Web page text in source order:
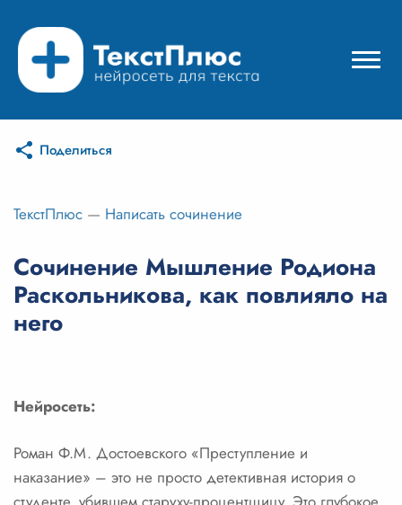
Режимы нейросети
Цены
Вход
Вход с Telegram
Поделиться
ТекстПлюс — Написать сочинение
Сочинение Мышление Родиона
Раскольникова, как повлияло на
него
Нейросеть:
Роман Ф.М. Достоевского «Преступление и
наказание» – это не просто детективная история о